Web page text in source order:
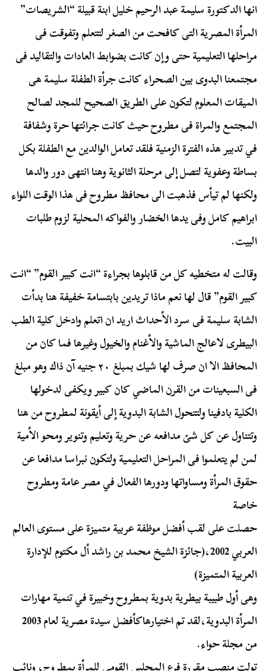
انها الدكتورة سليمة عبد الرحيم خليل ابنة قبيلة “الشريصات”
المرأة المصرية التى كافحت من الصغر لتتعلم وتفوقت فى
مراحلها التعليمية حتى وإن كانت بضوابط العادات والتقاليد فى
مجتمعنا البدوى بين الصحراء كانت جرأة الطفلة سليمة هى
الميقات المعلوم لتكون على الطريق الصحيح للمجد لصالح
المجتمع والمراة فى مطروح حيث كانت جرائتها حرة وشفافة
في تدبير هذه الفترة الزمنية فلقد تعامل الوالدين مع الطفلة بكل
بساطة وعفوية لتصل إلى مرحلة الثانوية وهنا انتهى دور والدها
ولكنها لم تيأس فذهبت الى محافظ مطروح فى هذا الوقت اللواء
ابراهيم كامل وفى يدها الخضار والفواكه المحلية لزوم طلبات
البيت.
وقالت له متخطيه كل من قابلوها بجراءة “انت كبير القوم” “انت
كبير القوم” قال لها نعم ماذا تريدين بابتسامة خفيفة هنا بدأت
الشابة سليمة فى سرد الأحداث اريد ان اتعلم وادخل كلية الطب
البيطرى لاعالج الماشية والأغنام والخيول وغيرها فما كان من
المحافظ الا ان صرف لها شيك بمبلغ ٢٠ جنيه آن ذاك وهو مبلغ
فى السبعينات من القرن الماضي كان كبير ويكفى لدخولها
الكلية بادفينا ولتتحول الشابة البدوية إلى أيقونة لمطروح من هنا
وتتناول عن كل شئ مدافعه عن حرية وتعليم وتنوير ومحو الأمية
لمن لم يتعلموا فى المراحل التعليمية ولتكون نبراسا مدافعا عن
حقوق المرأة ومساواتها ودورها الفعال في مصر عامة ومطروح
خاصة
حصلت على لقب أفضل موظفة عربية متميزة على مستوى العالم
العربي 2002،(جائزة الشيخ محمد بن راشد أل مكتوم للإدارة
العربية المتميزة)
وهى أول طبيبة بيطرية بدوية بمطروح وخبيرة في تنمية مهارات
المرأة البدوية،لقد تم اختيارهاكأفضل سيدة مصرية لعام 2003
من مجلة حواء.